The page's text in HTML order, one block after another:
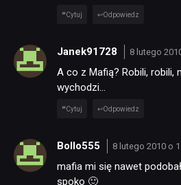
Cytuj Odpowiedz
Janek91728 8 lutego
A co z Mafią? Robili, robili,
wychodzi…
Cytuj Odpowiedz
Bollo555 8 lutego 2010 o
mafia mi się nawet
spoko 🙂